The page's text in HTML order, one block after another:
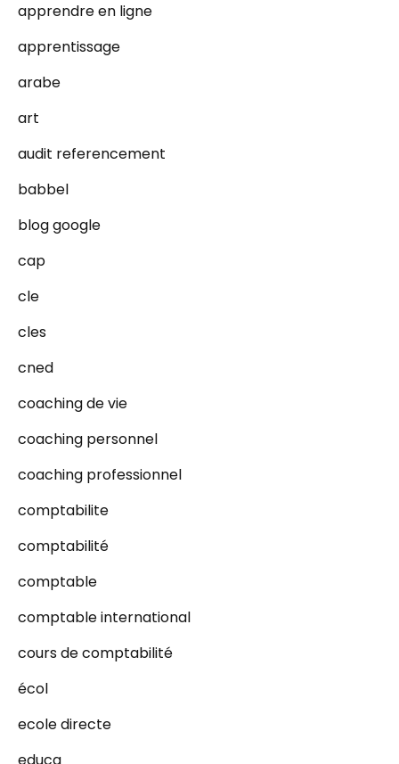
apprendre en ligne
apprentissage
arabe
art
audit referencement
babbel
blog google
cap
cle
cles
cned
coaching de vie
coaching personnel
coaching professionnel
comptabilite
comptabilité
comptable
comptable international
cours de comptabilité
écol
ecole directe